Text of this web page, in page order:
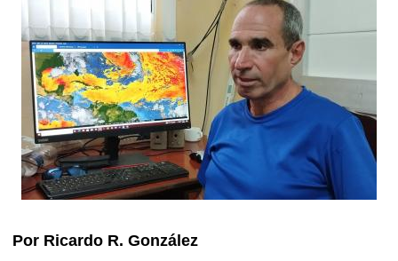
Por Ricardo R. González